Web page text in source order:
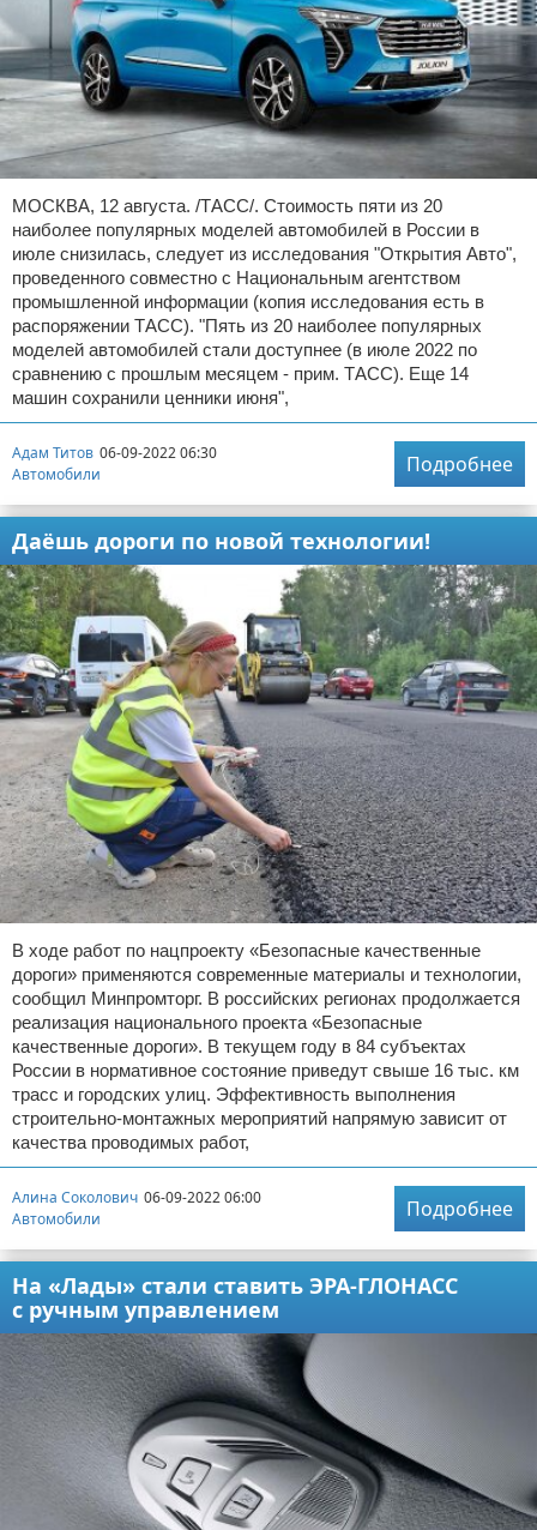
МОСКВА, 12 августа. /ТАСС/. Стоимость пяти из 20
наиболее популярных моделей автомобилей в России в
июле снизилась, следует из исследования "Открытия Авто",
проведенного совместно с Национальным агентством
промышленной информации (копия исследования есть в
распоряжении ТАСС). "Пять из 20 наиболее популярных
моделей автомобилей стали доступнее (в июле 2022 по
сравнению с прошлым месяцем - прим. ТАСС). Еще 14
машин сохранили ценники июня",
Адам Титов 06-09-2022 06:30
Автомобили
Подробнее
Даёшь дороги по новой технологии!
В ходе работ по нацпроекту «Безопасные качественные
дороги» применяются современные материалы и технологии,
сообщил Минпромторг. В российских регионах продолжается
реализация национального проекта «Безопасные
качественные дороги». В текущем году в 84 субъектах
России в нормативное состояние приведут свыше 16 тыс. км
трасс и городских улиц. Эффективность выполнения
строительно-монтажных мероприятий напрямую зависит от
качества проводимых работ,
Алина Соколович 06-09-2022 06:00
Автомобили
Подробнее
На «Лады» стали ставить ЭРА-ГЛОНАСС
с ручным управлением